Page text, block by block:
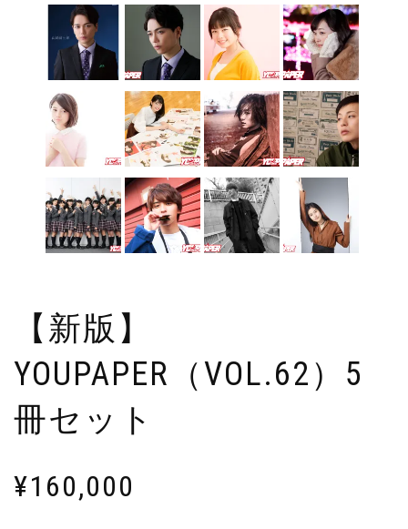
【新版】
YOUPAPER（VOL.62）5
冊セット
¥160,000